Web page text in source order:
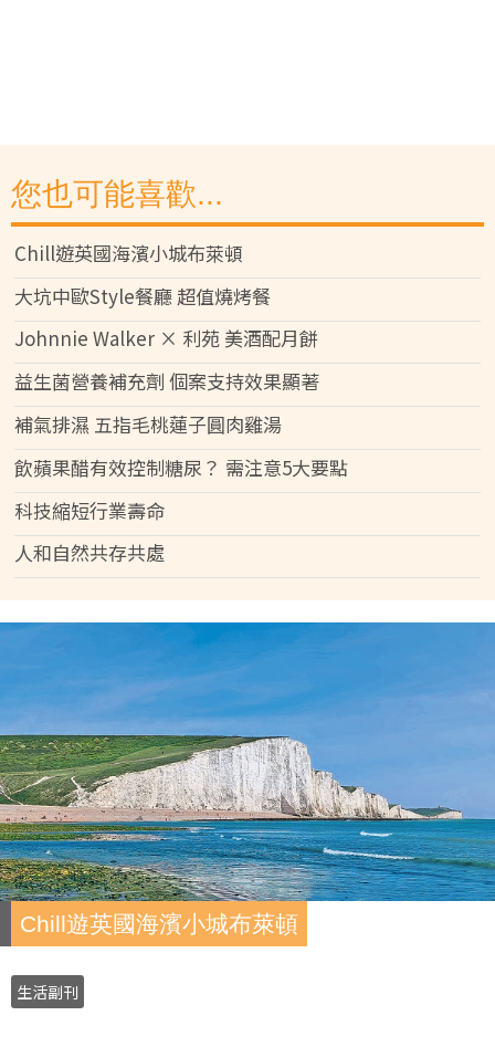
您也可能喜歡...
Chill遊英國海濱小城布萊頓
大坑中歐Style餐廳 超值燒烤餐
Johnnie Walker × 利苑 美酒配月餅
益生菌營養補充劑 個案支持效果顯著
補氣排濕 五指毛桃蓮子圓肉雞湯
飲蘋果醋有效控制糖尿？ 需注意5大要點
科技縮短行業壽命
人和自然共存共處
Chill遊英國海濱小城布萊頓
生活副刊